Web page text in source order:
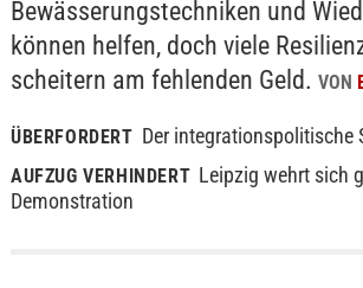
Bewässerungstechniken und
können helfen, doch viele
scheitern am fehlenden Geld. VON
ÜBERFORDERT Der integrationspolitische
AUFZUG VERHINDERT Leipzig wehrt sich
Demonstration